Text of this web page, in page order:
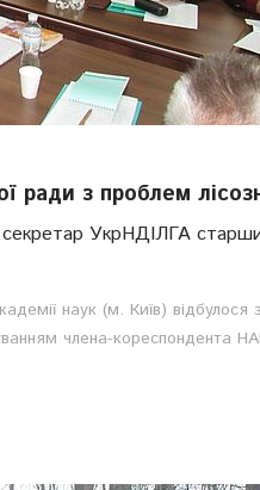
ради з проблем
УкрНДІЛГА
наук (м. Київ)
члена-кореспондента